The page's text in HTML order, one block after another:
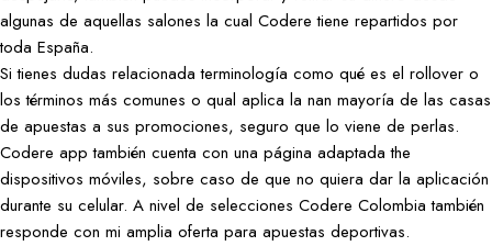
algunas de aquellas salones la cual Codere tiene repartidos por
toda España.
Si tienes dudas relacionada terminología como qué es el rollover o
los términos más comunes o qual aplica la nan mayoría de las casas
de apuestas a sus promociones, seguro que lo viene de perlas.
Codere app también cuenta con una página adaptada the
dispositivos móviles, sobre caso de que no quiera dar la aplicación
durante su celular. A nivel de selecciones Codere Colombia también
responde con mi amplia oferta para apuestas deportivas.